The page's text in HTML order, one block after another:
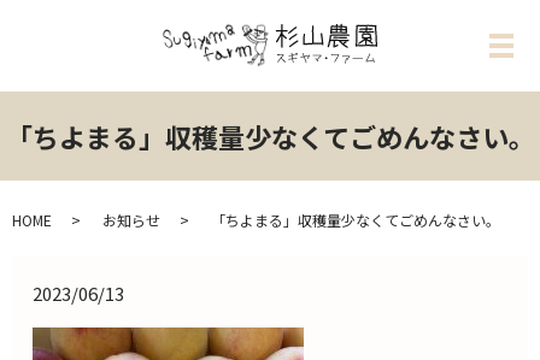
メ
「ちよまる」収穫量少なくてごめんなさい。
HOME お知らせ 「ちよまる」収穫量少なくてごめんなさい。
2023/06/13